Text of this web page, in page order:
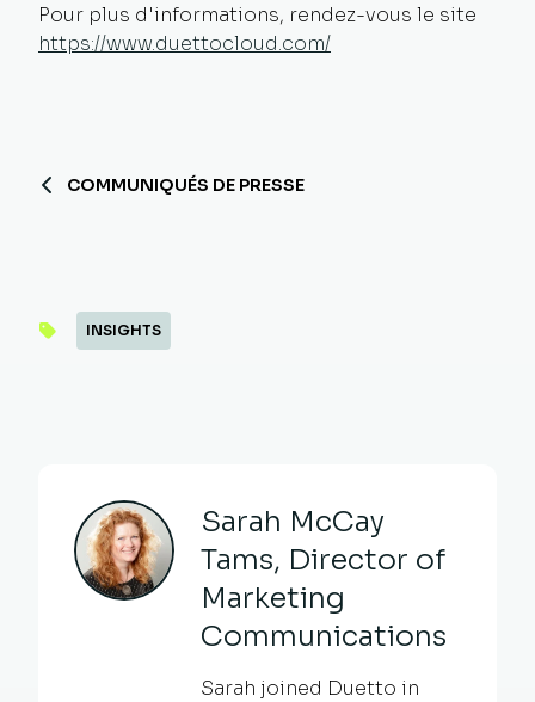
Pour plus d'informations, rendez-vous le site
https://www.duettocloud.com/
COMMUNIQUÉS DE PRESSE
INSIGHTS
Sarah McCay
Tams, Director of
Marketing
Communications
Sarah joined Duetto in